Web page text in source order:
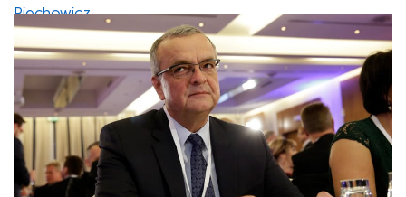
Piechowicz.